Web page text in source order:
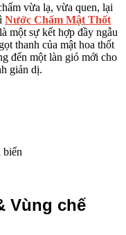
vừa lạ, vừa quen, lại
Nước Chấm Mật Thốt
một sự kết hợp đầy ngẫu
thanh của mật hoa thốt
đến một làn gió mới cho
giản dị.
biển
Vùng chế